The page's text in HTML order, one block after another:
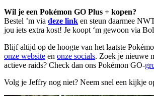
Wil je een Pokémon GO Plus + kopen?
Bestel ’m via deze link en steun daarmee
jou iets extra kost! Je koopt ‘m gewoon via
Blijf altijd op de hoogte van het laatste
onze website en onze socials. Zoek je nieuwe
actieve raids? Check dan ons Pokémon GO-
Volg je Jeffry nog niet? Neem snel een kijkje